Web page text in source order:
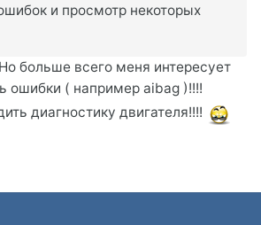
и просмотр некоторых
больше всего меня интересует
ошибки ( например aibag )!!!!
диагностику двигателя!!!!